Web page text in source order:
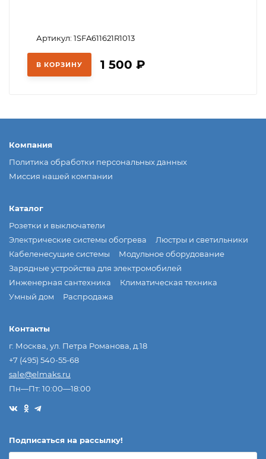
Артикул: 1SFA611621R1013
В КОРЗИНУ 1 500 ₽
Компания
Политика обработки персональных данных
Миссия нашей компании
Каталог
Розетки и выключатели
Электрические системы обогрева
Люстры и светильники
Кабеленесущие системы
Модульное оборудование
Зарядные устройства для электромобилей
Инженерная сантехника
Климатическая техника
Умный дом
Распродажа
Контакты
г. Москва, ул. Петра Романова, д.18
+7 (495) 540-55-68
sale@elmaks.ru
Пн—Пт: 10:00—18:00
Подписаться на рассылкy!